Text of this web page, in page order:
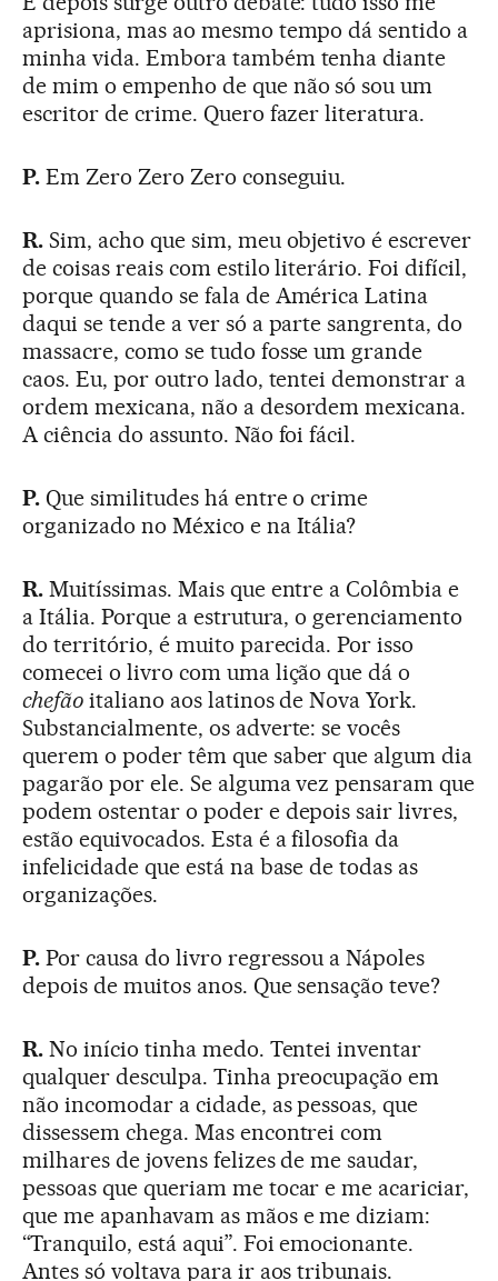
aprisiona, mas ao mesmo tempo dá sentido a
minha vida. Embora também tenha diante
de mim o empenho de que não só sou um
escritor de crime. Quero fazer literatura.
P.Em Zero Zero Zero conseguiu.
R. Sim, acho que sim, meu objetivo é escrever
de coisas reais com estilo literário. Foi difícil,
porque quando se fala de América Latina
daqui se tende a ver só a parte sangrenta, do
massacre, como se tudo fosse um grande
caos. Eu, por outro lado, tentei demonstrar a
ordem mexicana, não a desordem mexicana.
A ciência do assunto. Não foi fácil.
P.Que similitudes há entre o crime
organizado no México e na Itália?
R.Muitíssimas. Mais que entre a Colômbia e
a Itália. Porque a estrutura, o gerenciamento
do território, é muito parecida. Por isso
comecei o livro com uma lição que dá o
chefãoitaliano aos latinos de Nova York.
Substancialmente, os adverte: se vocês
querem o poder têm que saber que algum dia
pagarão por ele. Se alguma vez pensaram que
podem ostentar o poder e depois sair livres,
estão equivocados. Esta é a filosofia da
infelicidade que está na base de todas as
organizações.
P.Por causa do livro regressou a Nápoles
depois de muitos anos. Que sensação teve?
R. No início tinha medo. Tentei inventar
qualquer desculpa. Tinha preocupação em
não incomodar a cidade, as pessoas, que
dissessem chega. Mas encontrei com
milhares de jovens felizes de me saudar,
pessoas que queriam me tocar e me acariciar,
que me apanhavam as mãos e me diziam:
“Tranquilo, está aqui”. Foi emocionante.
Antes só voltava para ir aos tribunais.